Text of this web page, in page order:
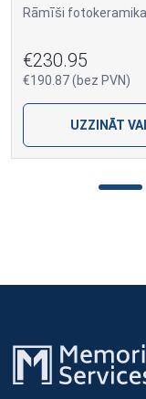
€230.95
€190.87 (bez PVN)
UZZINĀT